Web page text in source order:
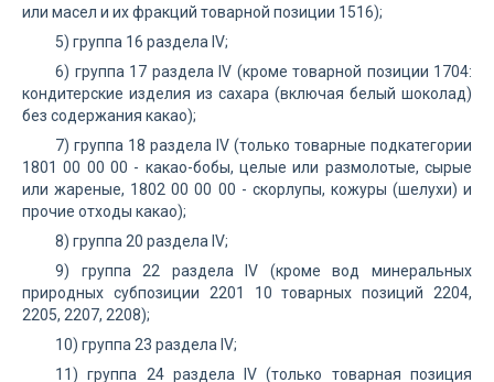
или масел и их фракций товарной позиции 1516);
5) группа 16 раздела IV;
6) группа 17 раздела IV (кроме товарной позиции 1704:
кондитерские изделия из сахара (включая белый шоколад)
без содержания какао);
7) группа 18 раздела IV (только товарные подкатегории
1801 00 00 00 - какао-бобы, целые или размолотые, сырые
или жареные, 1802 00 00 00 - скорлупы, кожуры (шелухи) и
прочие отходы какао);
8) группа 20 раздела IV;
9) группа 22 раздела IV (кроме вод минеральных
природных субпозиции 2201 10 товарных позиций 2204,
2205, 2207, 2208);
10) группа 23 раздела IV;
11) группа 24 раздела IV (только товарная позиция